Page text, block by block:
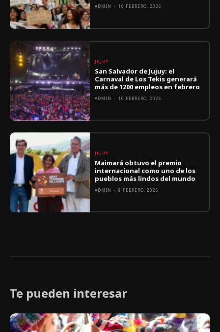
ADMIN - 10 FEBRERO, 2026
JUJUY
San Salvador de Jujuy: el
Carnaval de Los Tekis generará
más de 1200 empleos en febrero
ADMIN - 10 FEBRERO, 2026
JUJUY
Maimará obtuvo el premio
internacional como uno de los
pueblos más lindos del mundo
ADMIN - 9 FEBRERO, 2026
Te pueden interesar